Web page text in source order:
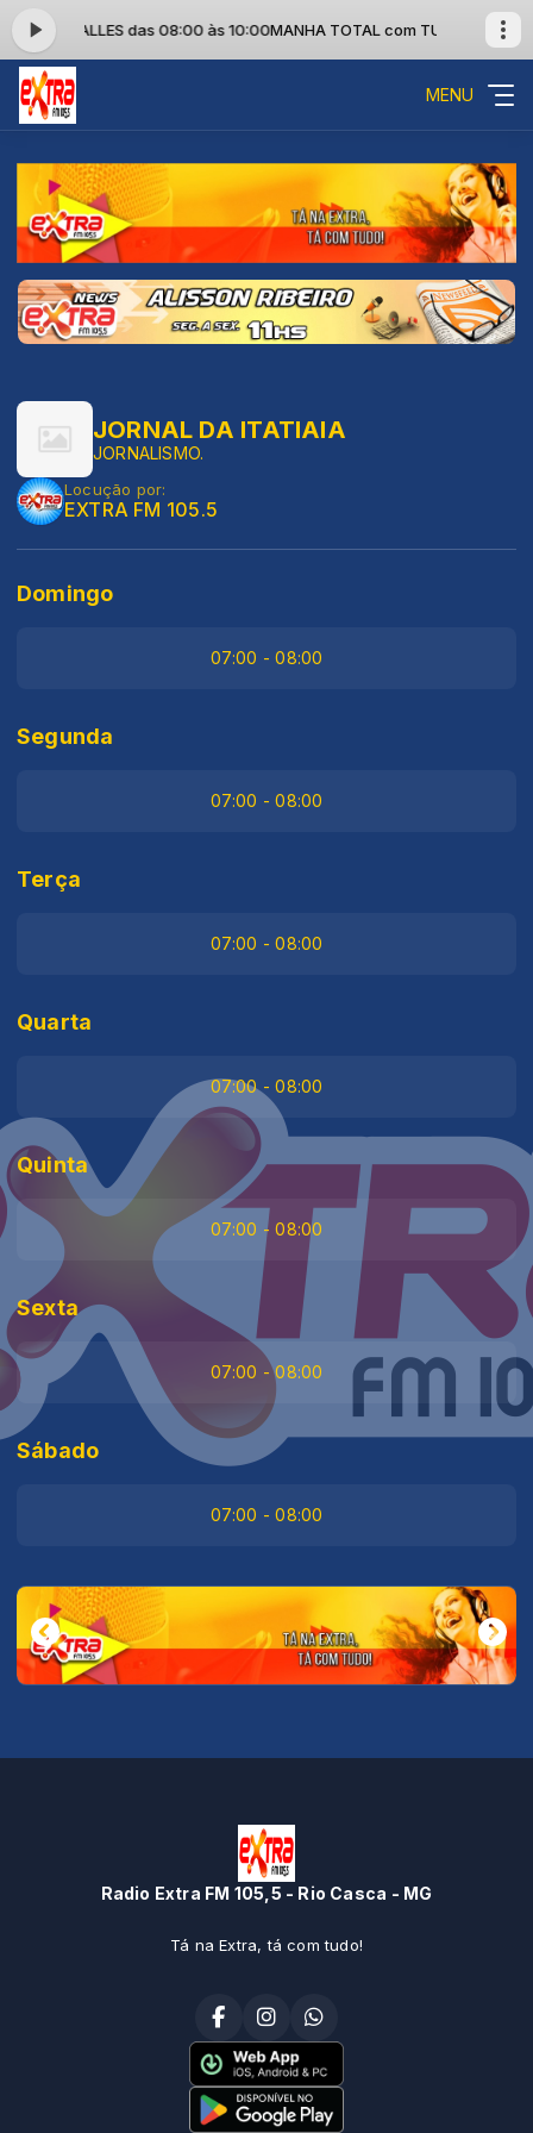
TUTHI SALLES das 08:00 às 10:00MANHA TOTAL com TUTHI SALLES
MENU
JORNAL DA ITATIAIA
JORNALISMO.
Locução por:
EXTRA FM 105.5
Domingo
07:00 - 08:00
Segunda
07:00 - 08:00
Terça
07:00 - 08:00
Quarta
07:00 - 08:00
Quinta
07:00 - 08:00
Sexta
07:00 - 08:00
Sábado
07:00 - 08:00
Radio Extra FM 105,5 - Rio Casca - MG
Tá na Extra, tá com tudo!